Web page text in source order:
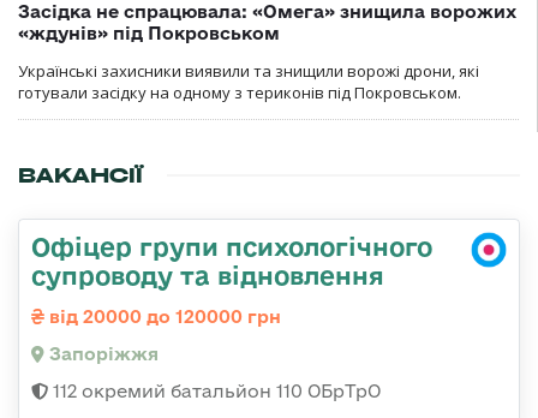
Засідка не спрацювала: «Омега» знищила ворожих
«ждунів» під Покровськом
Українські захисники виявили та знищили ворожі дрони, які
готували засідку на одному з териконів під Покровськом.
ВАКАНСІЇ
Офіцер групи психологічного
супроводу та відновлення
від 20000 до 120000 грн
Запоріжжя
112 окремий батальйон 110 ОБрТрО